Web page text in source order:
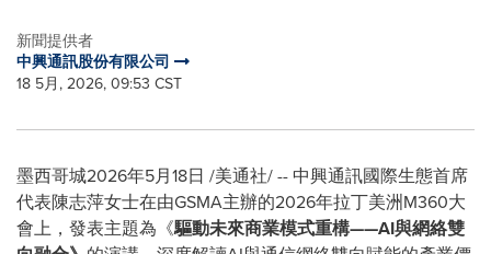
新聞提供者
中興通訊股份有限公司
18 5月, 2026, 09:53 CST
墨西哥城2026年5月18日 /美通社/ -- 中興通訊國際生態首席
代表陳志萍女士在由GSMA主辦的2026年拉丁美洲M360大
會上，發表主題為《驅動未來商業模式重構——AI與網絡雙